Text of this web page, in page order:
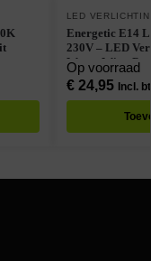
LED
Energetic E14
230V – LED
Warm Wit – Per
Op voorraad
€24,95 Incl.